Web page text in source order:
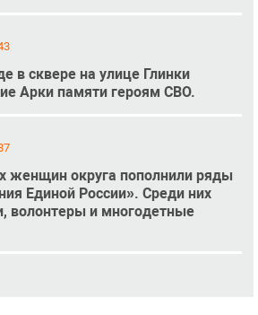
в сквере на улице Глинки
Арки памяти героям СВО.
женщин округа пополнили ряды
Единой России». Среди них
волонтеры и многодетные